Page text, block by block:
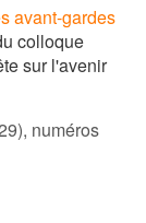
avant-gardes
colloque
sur l'avenir
numéros